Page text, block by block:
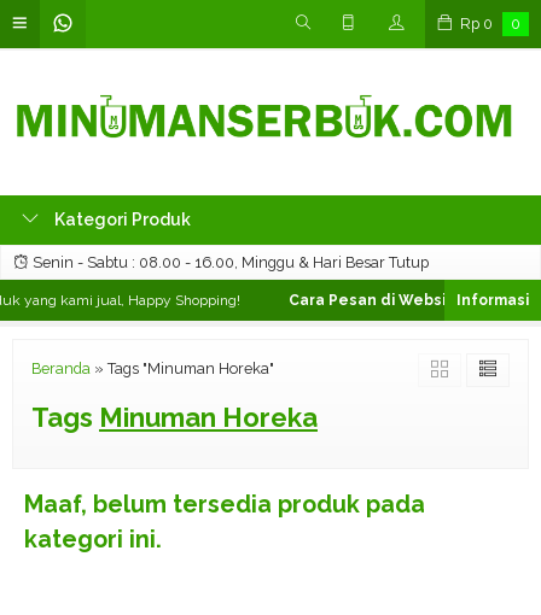
Rp 0 0
Kategori Produk
Senin - Sabtu : 08.00 - 16.00, Minggu & Hari Besar Tutup
yang kami jual, Happy Shopping! Cara Pesan di Website ❯Silahkan
Beranda » Tags "Minuman Horeka"
Tags Minuman Horeka
Maaf, belum tersedia produk pada
kategori ini.